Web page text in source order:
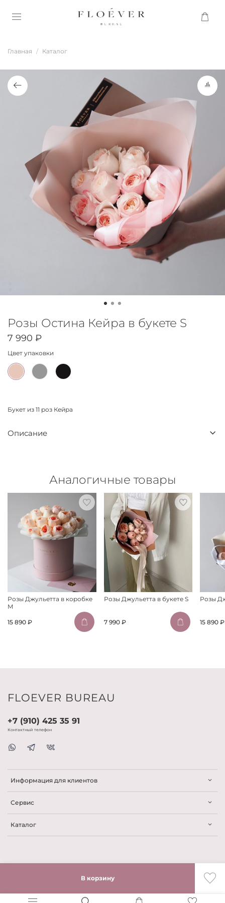
Главная Каталог
Розы Остина Кейра в букете S
7 990 ₽
В корзину
Цвет упаковки
Букет из 11 роз Кейра
Описание
Аналогичные товары
Розы Джульетта в коробке
M
15 890 ₽
Розы Джульетта в букете S
7 990 ₽
Розы
15 890 ₽
Информация для клиентов
Сервис
Каталог
+7 (910) 425 35 91
Контактный телефон
FLOEVER BUREAU